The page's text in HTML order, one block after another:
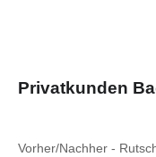
Privatkunden
Vorher/Nachher -